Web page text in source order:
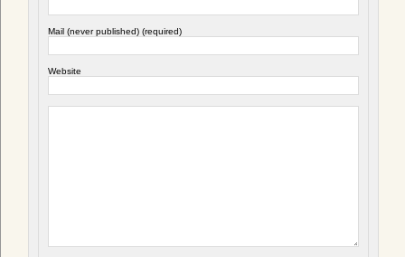
Mail (never published) (required)
Website